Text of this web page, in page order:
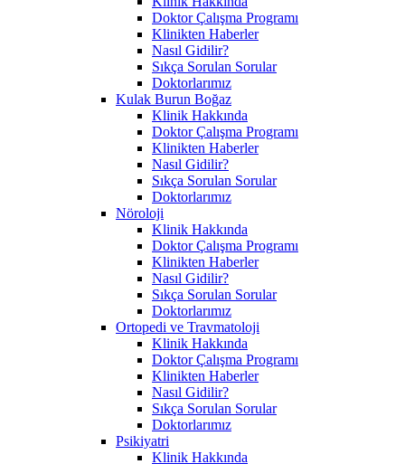
Doktor Çalışma Programı
Klinikten Haberler
Nasıl Gidilir?
Sıkça Sorulan Sorular
Doktorlarımız
Kulak Burun Boğaz
Klinik Hakkında
Doktor Çalışma Programı
Klinikten Haberler
Nasıl Gidilir?
Sıkça Sorulan Sorular
Doktorlarımız
Nöroloji
Klinik Hakkında
Doktor Çalışma Programı
Klinikten Haberler
Nasıl Gidilir?
Sıkça Sorulan Sorular
Doktorlarımız
Ortopedi ve Travmatoloji
Klinik Hakkında
Doktor Çalışma Programı
Klinikten Haberler
Nasıl Gidilir?
Sıkça Sorulan Sorular
Doktorlarımız
Psikiyatri
Klinik Hakkında